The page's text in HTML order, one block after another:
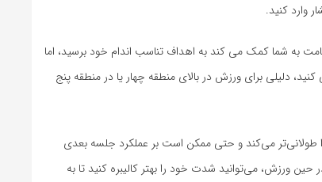
وارد کنید.
به شما کمک می کند به اهداف تناسب اندام خود برسید، اما
دلیلی برای ورزش در بالای منطقه چهار یا در منطقه پنج
طولانی‌تر می‌کند و حتی ممکن است بر عملکرد جلسه بعدی
حین ورزش، می‌توانید شدت خود را بهتر کالیبره کنید تا به